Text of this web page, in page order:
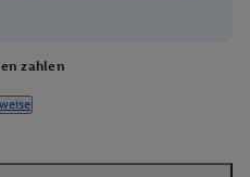
zahlen